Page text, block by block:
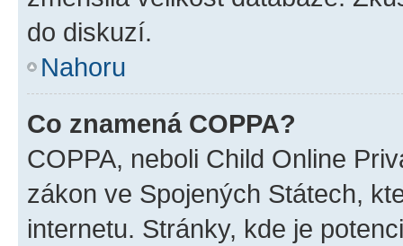
do diskuzí.
Nahoru
Co znamená COPPA?
COPPA, neboli Child Online
zákon ve Spojených Státech,
internetu. Stránky, kde je